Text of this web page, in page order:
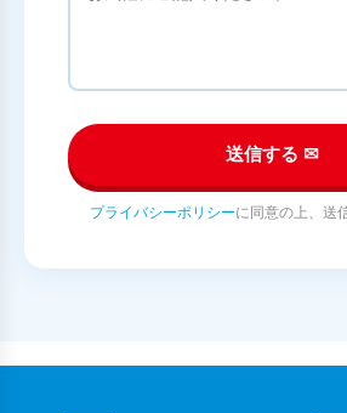
送信する ✉
プライバシーポリシーに同意の上、送